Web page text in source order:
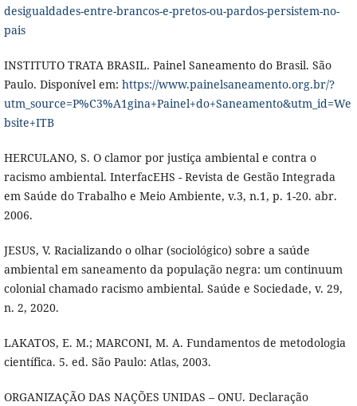
desigualdades-entre-brancos-e-pretos-ou-pardos-persistem-no-
pais
INSTITUTO TRATA BRASIL. Painel Saneamento do Brasil. São
Paulo. Disponível em: https://www.painelsaneamento.org.br/?
utm_source=P%C3%A1gina+Painel+do+Saneamento&utm_id=We
bsite+ITB
HERCULANO, S. O clamor por justiça ambiental e contra o
racismo ambiental. InterfacEHS - Revista de Gestão Integrada
em Saúde do Trabalho e Meio Ambiente, v.3, n.1, p. 1-20. abr.
2006.
JESUS, V. Racializando o olhar (sociológico) sobre a saúde
ambiental em saneamento da população negra: um continuum
colonial chamado racismo ambiental. Saúde e Sociedade, v. 29,
n. 2, 2020.
LAKATOS, E. M.; MARCONI, M. A. Fundamentos de metodologia
científica. 5. ed. São Paulo: Atlas, 2003.
ORGANIZAÇÃO DAS NAÇÕES UNIDAS – ONU. Declaração